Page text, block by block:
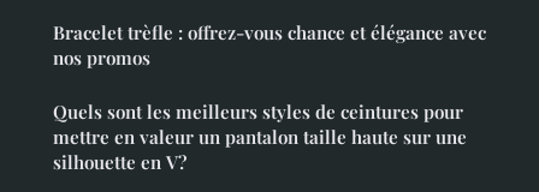
Bracelet trèfle : offrez-vous chance et élégance avec
nos promos
Quels sont les meilleurs styles de ceintures pour
mettre en valeur un pantalon taille haute sur une
silhouette en V?